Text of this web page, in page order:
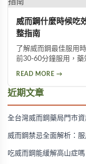
威而鋼什麼時候吃
整指南
了解威而鋼最佳服用
前30-60分鐘服用，藥
READ MORE →
近期文章
全台灣威而鋼藥局門市
威而鋼禁忌全面解析：
吃威而鋼能緩解高山症